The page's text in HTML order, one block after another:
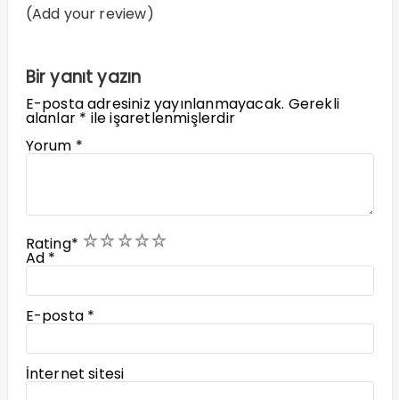
(Add your review)
Bir yanıt yazın
E-posta adresiniz yayınlanmayacak. Gerekli
alanlar * ile işaretlenmişlerdir
Yorum *
Rating* 5
4
3
2
1
Ad *
E-posta *
İnternet sitesi